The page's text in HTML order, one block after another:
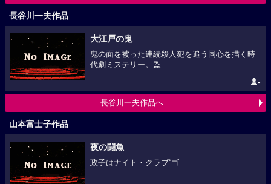
長谷川一夫作品
大江戸の鬼
鬼の面を被った連続殺人犯を追う同心を描く時
代劇ミステリー。監...
-
長谷川一夫作品へ
山本富士子作品
夜の闘魚
政子はナイト・クラブ“ゴ...